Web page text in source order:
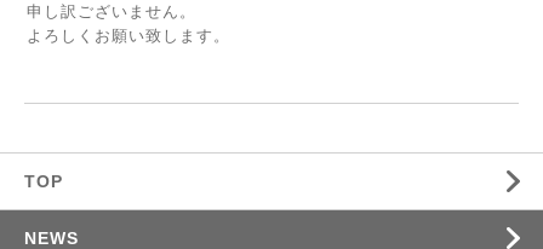
申し訳ございません。
よろしくお願い致します。
TOP
NEWS